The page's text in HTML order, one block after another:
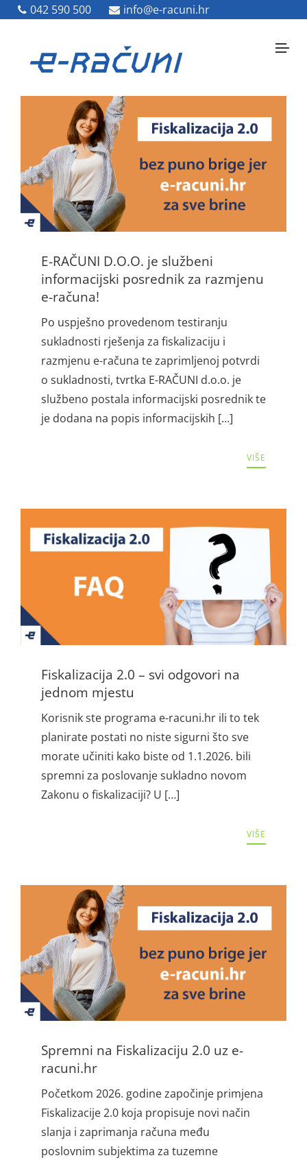
042 590 500 info@e-racuni.hr
042 590 500 info@e-racuni.hr
E-RAČUNI D.O.O. je službeni
informacijski posrednik za razmjenu
e-računa!
Po uspješno provedenom testiranju
sukladnosti rješenja za fiskalizaciju i
razmjenu e-računa te zaprimljenoj potvrdi
o sukladnosti, tvrtka E-RAČUNI d.o.o. je
službeno postala informacijski posrednik te
je dodana na popis informacijskih […]
VIŠE
Fiskalizacija 2.0 – svi odgovori na
jednom mjestu
Korisnik ste programa e-racuni.hr ili to tek
planirate postati no niste sigurni što sve
morate učiniti kako biste od 1.1.2026. bili
spremni za poslovanje sukladno novom
Zakonu o fiskalizaciji? U […]
VIŠE
Spremni na Fiskalizaciju 2.0 uz e-
racuni.hr
Početkom 2026. godine započinje primjena
Fiskalizacije 2.0 koja propisuje novi način
slanja i zaprimanja računa među
poslovnim subjektima za tuzemne